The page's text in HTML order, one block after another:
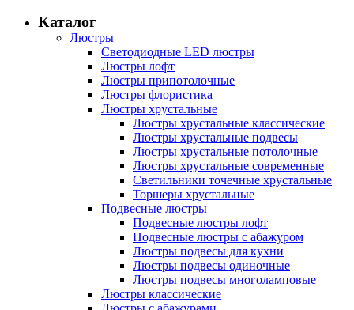
Каталог
Люстры
Светодиодные LED люстры
Люстры лофт
Люстры припотолочные
Люстры флористика
Люстры хрустальные
Люстры хрустальные классические
Люстры хрустальные подвесы
Люстры хрустальные потолочные
Люстры хрустальные современные
Светильники точечные хрустальные
Торшеры хрустальные
Подвесные люстры
Подвесные люстры лофт
Подвесные люстры с абажуром
Люстры подвесы для кухни
Люстры подвесы одиночные
Люстры подвесы многоламповые
Люстры классические